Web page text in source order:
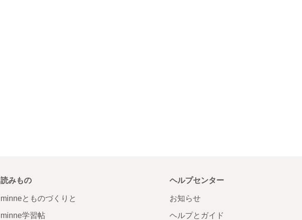
読みもの
minneとものづくりと
minne学習帖
ヘルプセンター
お知らせ
ヘルプとガイド